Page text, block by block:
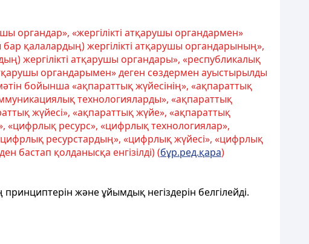
органдар», «жергілікті атқарушы органдармен»
қалалардың) жергілікті атқарушы органдарының»,
жергілікті атқарушы органдары», «республикалық
органдарымен» деген сөздермен ауыстырылды
бойынша «ақпараттық жүйесінің», «ақпараттық
технологияларды», «ақпараттық
жүйесі», «ақпараттық жүйе», «ақпараттық
«цифрлық ресурс», «цифрлық технологиялар»,
ресурстардың», «цифрлық жүйесі», «цифрлық
бастап қолданысқа енгізілді) (бұр.ред.қара)
принциптерiн және ұйымдық негiздерiн белгiлейдi.